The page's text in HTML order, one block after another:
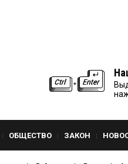
ОБЩЕСТВО ЗАКОН